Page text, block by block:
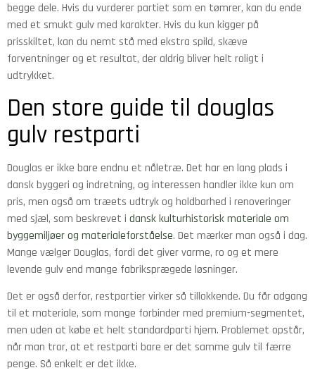
begge dele. Hvis du vurderer partiet som en tømrer, kan du ende
med et smukt gulv med karakter. Hvis du kun kigger på
prisskiltet, kan du nemt stå med ekstra spild, skæve
forventninger og et resultat, der aldrig bliver helt roligt i
udtrykket.
Den store guide til douglas
gulv restparti
Douglas er ikke bare endnu et nåletræ. Det har en lang plads i
dansk byggeri og indretning, og interessen handler ikke kun om
pris, men også om træets udtryk og holdbarhed i renoveringer
med sjæl, som beskrevet i dansk kulturhistorisk materiale om
byggemiljøer og materialeforståelse. Det mærker man også i dag.
Mange vælger Douglas, fordi det giver varme, ro og et mere
levende gulv end mange fabriksprægede løsninger.
Det er også derfor, restpartier virker så tillokkende. Du får adgang
til et materiale, som mange forbinder med premium-segmentet,
men uden at købe et helt standardparti hjem. Problemet opstår,
når man tror, at et restparti bare er det samme gulv til færre
penge. Så enkelt er det ikke.